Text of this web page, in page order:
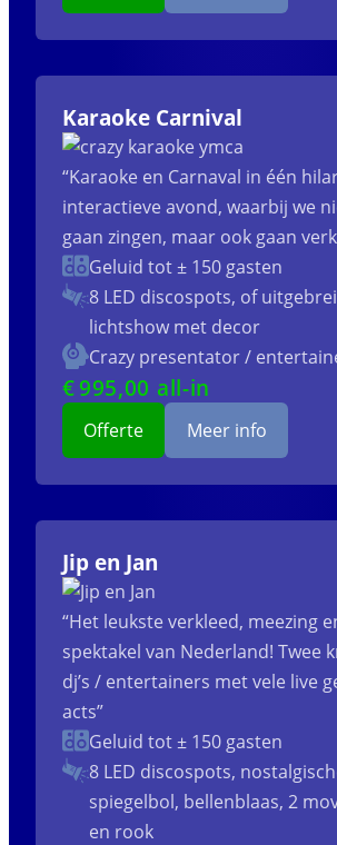
Karaoke Carnival
“Karaoke en Carnaval in één
interactieve avond, waarbij we
gaan zingen, maar ook gaan
Geluid tot ± 150 gasten
8 LED discospots, of
lichtshow met decor
Crazy presentator /
€995,00 all-in
Offerte Meer info
Jip en Jan
“Het leukste verkleed, meezing
spektakel van Nederland! Twee
dj’s / entertainers met vele live
acts”
Geluid tot ± 150 gasten
8 LED discospots,
spiegelbol, bellenblaas, 2
en rook